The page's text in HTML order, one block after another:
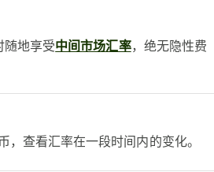
随地享受中间市场汇率，绝无隐性费
，查看汇率在一段时间内的变化。